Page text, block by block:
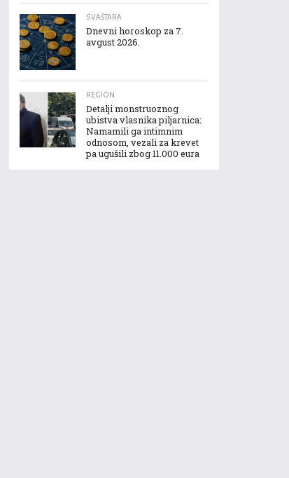
SVAŠTARA
Dnevni horoskop za 7.
avgust 2026.
REGION
Detalji monstruoznog
ubistva vlasnika piljarnica:
Namamili ga intimnim
odnosom, vezali za krevet
pa ugušili zbog 11.000 eura